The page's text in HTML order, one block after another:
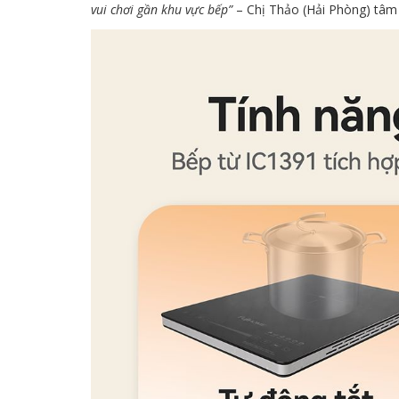
vui chơi gần khu vực bếp”– Chị Thảo (Hải Phòng)